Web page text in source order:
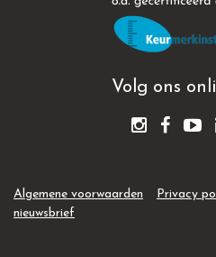
Volg ons
Algemene voorwaarden Privacy
nieuwsbrief